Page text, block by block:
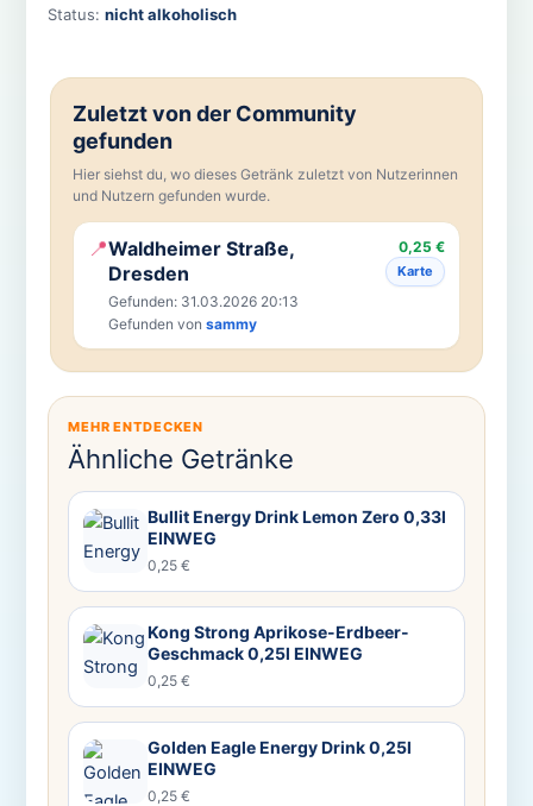
Status: nicht alkoholisch
Zuletzt von der Community
gefunden
Hier siehst du, wo dieses Getränk zuletzt von Nutzerinnen
und Nutzern gefunden wurde.
📍Waldheimer Straße,
Dresden
Gefunden: 31.03.2026 20:13
Gefunden von sammy
0,25 €
Karte
MEHR ENTDECKEN
Ähnliche Getränke
Bullit Energy Drink Lemon Zero 0,33l
EINWEG
0,25 €
Kong Strong Aprikose-Erdbeer-
Geschmack 0,25l EINWEG
0,25 €
Golden Eagle Energy Drink 0,25l
EINWEG
0,25 €